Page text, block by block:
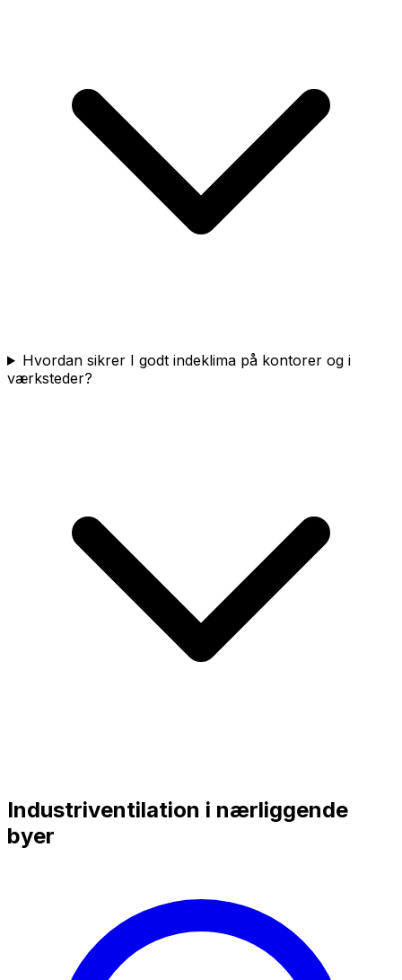
Hvordan sikrer I godt indeklima på kontorer og i
værksteder?
Industriventilation i nærliggende
byer